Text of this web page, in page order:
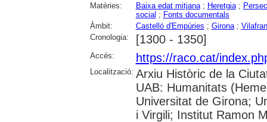
Matèries: Baixa edat mitjana; Heretgia;
social ; Fonts documentals
Àmbit:
Castelló d'Empúries ; Girona;
Cronologia:
[1300 - 1350]
Accés: https://raco.cat/
Localització: Arxiu Històric de la
UAB: Humanitats
Universitat de Girona;
i Virgili; Institut Ramon